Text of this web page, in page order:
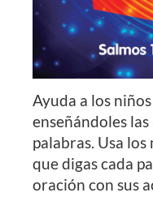
Ayuda a los
enseñándoles
palabras. Usa
que digas cada
oración con sus